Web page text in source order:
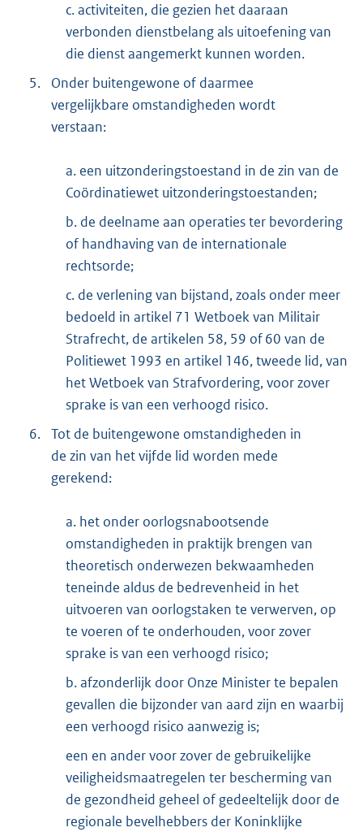
c. activiteiten, die gezien het daaraan
verbonden dienstbelang als uitoefening van
die dienst aangemerkt kunnen worden.
5.
Onder buitengewone of daarmee
vergelijkbare omstandigheden wordt
verstaan:
a. een uitzonderingstoestand in de zin van de
Coördinatiewet uitzonderingstoestanden;
b. de deelname aan operaties ter bevordering
of handhaving van de internationale
rechtsorde;
c. de verlening van bijstand, zoals onder meer
bedoeld in artikel 71 Wetboek van Militair
Strafrecht, de artikelen 58, 59 of 60 van de
Politiewet 1993 en artikel 146, tweede lid, van
het Wetboek van Strafvordering, voor zover
sprake is van een verhoogd risico.
6. Tot de buitengewone omstandigheden in
de zin van het vijfde lid worden mede
gerekend:
a. het onder oorlogsnabootsende
omstandigheden in praktijk brengen van
theoretisch onderwezen bekwaamheden
teneinde aldus de bedrevenheid in het
uitvoeren van oorlogstaken te verwerven, op
te voeren of te onderhouden, voor zover
sprake is van een verhoogd risico;
b. afzonderlijk door Onze Minister te bepalen
gevallen die bijzonder van aard zijn en waarbij
een verhoogd risico aanwezig is;
een en ander voor zover de gebruikelijke
veiligheidsmaatregelen ter bescherming van
de gezondheid geheel of gedeeltelijk door de
regionale bevelhebbers der Koninklijke